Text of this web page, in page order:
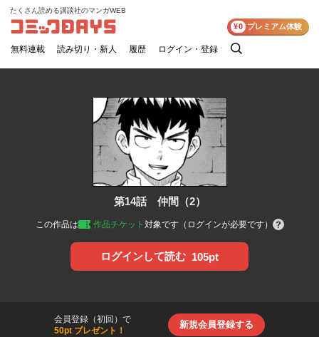
コミックDAYS
たくさん読める講談社のマンガWEB
無料連載 読み切り・新人 履歴 ログイン・登録
検
¥0 プレミアム体験
第14話 仲間（2）
この作品は 作品チケット 対象です（ログインが必要です）
ログインして読む 105pt
会員登録（初回）で
50pt プレゼント！
新規会員登録する